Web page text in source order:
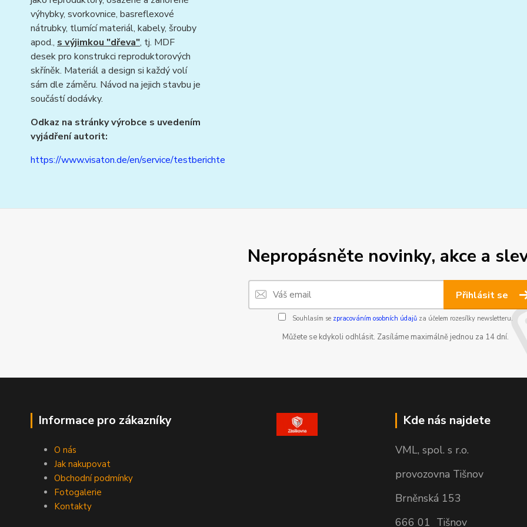
výhybky, svorkovnice, basreflexové
nátrubky, tlumící materiál, kabely, šrouby
apod., s výjimkou "dřeva", tj. MDF
desek pro konstrukci reproduktorových
skříněk. Materiál a design si každý volí
sám dle záměru. Návod na jejich stavbu je
součástí dodávky.
Odkaz na stránky výrobce s uvedením
vyjádření autorit:
https://www.visaton.de/en/service/testberichte
Nepropásněte novinky, akce a
Přihlásit se
Souhlasím se zpracováním osobních údajůza účelem rozesílky newsletteru.
Můžete se kdykoli odhlásit. Zasíláme maximálně jednou za 14 dní.
Informace pro zákazníky
O nás
Jak nakupovat
Obchodní podmínky
Fotogalerie
Kontakty
Kde nás najdete
VML, spol. s r.o.
provozovna Tišnov
Brněnská 153
666 01 Tišnov